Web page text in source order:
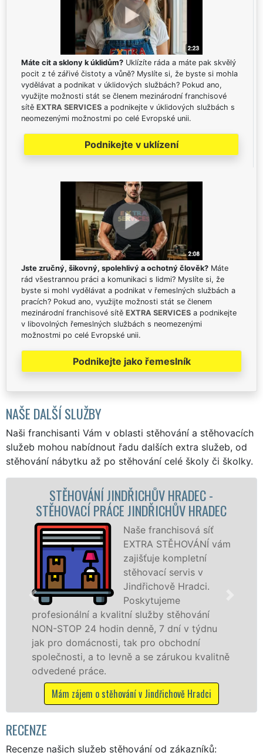
Máte cit a sklony k úklidům? Uklízíte ráda a máte pak skvělý
pocit z té zářivé čistoty a vůně? Myslíte si, že byste si mohla
vydělávat a podnikat v úklidových službách? Pokud ano,
využijte možnosti stát se členem mezinárodní franchisové
sítě EXTRA SERVICES a podnikejte v úklidových službách s
neomezenými možnostmi po celé Evropské unii.
Podnikejte v uklízení
Jste zručný, šikovný, spolehlivý a ochotný člověk? Máte
rád všestrannou práci a komunikaci s lidmi? Myslíte si, že
byste si mohl vydělávat a podnikat v řemeslných službách a
pracích? Pokud ano, využijte možnosti stát se členem
mezinárodní franchisové sítě EXTRA SERVICES a podnikejte
v libovolných řemeslných službách s neomezenými
možnostmi po celé Evropské unii.
Podnikejte jako řemeslník
NAŠE DALŠÍ SLUŽBY
Naši franchisanti Vám v oblasti stěhování a stěhovacích
služeb mohou nabídnout řadu dalších extra služeb, od
stěhování nábytku až po stěhování celé školy či školky.
HRADEC
vám
v týdnu
kvalitně
STĚHOVACÍ SLUŽBA JINDŘICHŮV
- STĚHOVACÍ FIRMA JINDŘICHŮV
stěhovací
technikou. Tyto služby zajišťujeme
domácnostem i firmám v celém
Jindřichův Hradec se zárukou
franchisové sítě EXTRA STĚHOVÁNÍ.
Nabízíme stěhovací služby NON-
včetně víkendů a svátků bez
Mám zájem o stěhovací služby v
RECENZE